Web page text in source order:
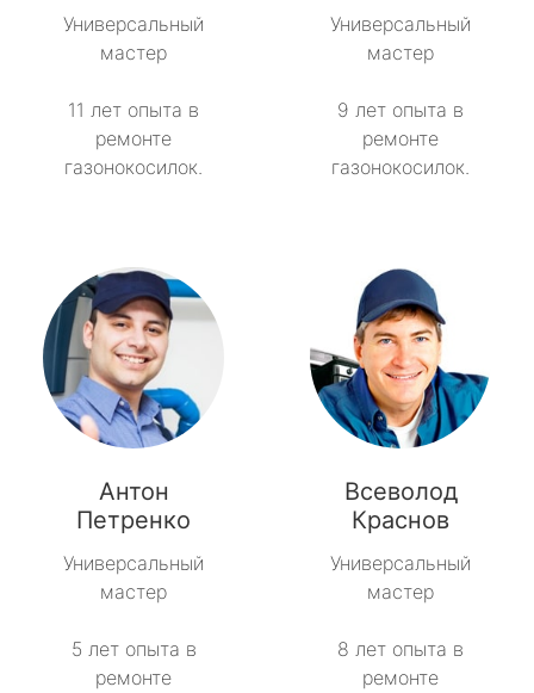
Универсальный
мастер
11 лет опыта в
ремонте
газонокосилок.
Универсальный
мастер
9 лет опыта в
ремонте
газонокосилок.
Антон
Петренко
Универсальный
мастер
5 лет опыта в
ремонте
Всеволод
Краснов
Универсальный
мастер
8 лет опыта в
ремонте